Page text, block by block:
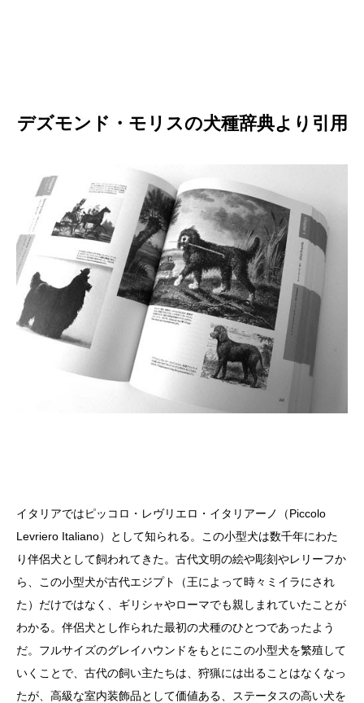
デズモンド・モリスの犬種辞典より引用
イタリアではピッコロ・レヴリエロ・イタリアーノ（Piccolo
Levriero Italiano）として知られる。この小型犬は数千年にわた
り伴侶犬として飼われてきた。古代文明の絵や彫刻やレリーフか
ら、この小型犬が古代エジプト（王によって時々ミイラにされ
た）だけではなく、ギリシャやローマでも親しまれていたことが
わかる。伴侶犬とし作られた最初の犬種のひとつであったよう
だ。フルサイズのグレイハウンドをもとにこの小型犬を繁殖して
いくことで、古代の飼い主たちは、狩猟には出ることはなくなっ
たが、高級な室内装飾品として価値ある、ステータスの高い犬を